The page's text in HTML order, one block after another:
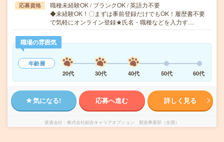
応募資格
職種未経験OK / ブランクOK / 英語力不要
◆未経験OK！〇まずは事前登録だけでもOK！履歴書不要
で気軽にオンライン登録★氏名・職種などを入力す…
職場の雰囲気
年齢層
20代
30代 40代 50代 60代
気になる! 応募へ進む 詳しく見る
派遣会社 株式会社綜合キャリアオプション 製造事業部（全国）